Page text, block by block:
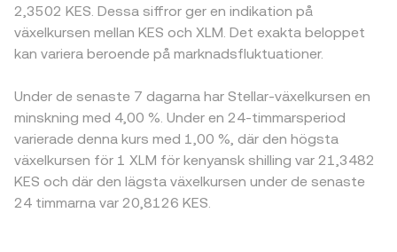
2,3502 KES. Dessa siffror ger en indikation på
växelkursen mellan KES och XLM. Det exakta beloppet
kan variera beroende på marknadsfluktuationer.
Under de senaste 7 dagarna har Stellar-växelkursen en
minskning med 4,00 %. Under en 24-timmarsperiod
varierade denna kurs med 1,00 %, där den högsta
växelkursen för 1 XLM för kenyansk shilling var 21,3482
KES och där den lägsta växelkursen under de senaste
24 timmarna var 20,8126 KES.